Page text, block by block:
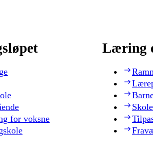
for voksne
Læring